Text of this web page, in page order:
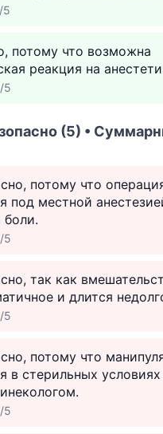
5
потому что возможна
реакция на
5
(5) •
потому что
под местной
боли.
5
так как
и длится
5
потому что
в стерильных условиях
5